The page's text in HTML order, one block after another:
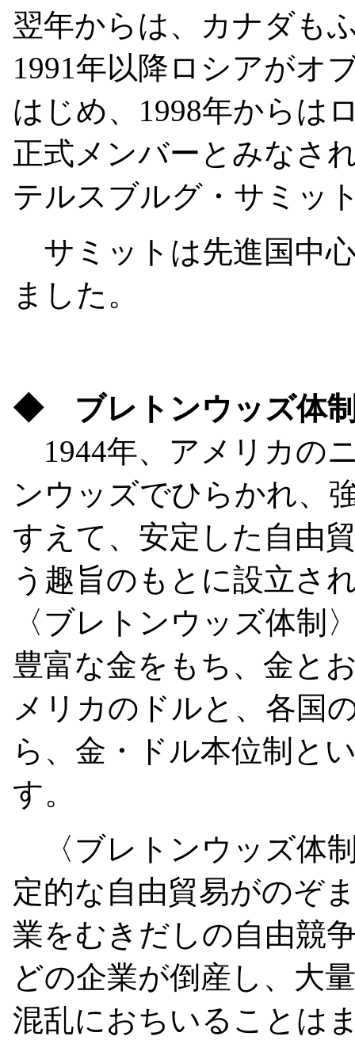
翌年からは、カナダも
1991年以降ロシアがオ
はじめ、1998年からは
正式メンバーとみなさ
テルスブルグ・サミッ
サミットは先進国中
ました。
◆ ブレトンウッズ体
1944年、アメリカの
ンウッズでひらかれ、
すえて、安定した自由
う趣旨のもとに設立さ
〈ブレトンウッズ体制
豊富な金をもち、金と
メリカのドルと、各国
ら、金・ドル本位制と
す。
〈ブレトンウッズ体
定的な自由貿易がのぞ
業をむきだしの自由競
どの企業が倒産し、大
混乱におちいることは